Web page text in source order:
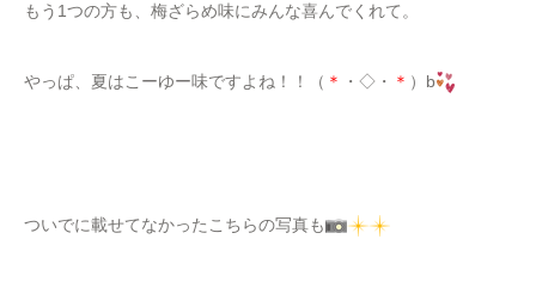
もう1つの方も、梅ざらめ味にみんな喜んでくれて。
やっぱ、夏はこーゆー味ですよね！！（ ＊ ・◇・ ＊ ）b
ついでに載せてなかったこちらの写真も